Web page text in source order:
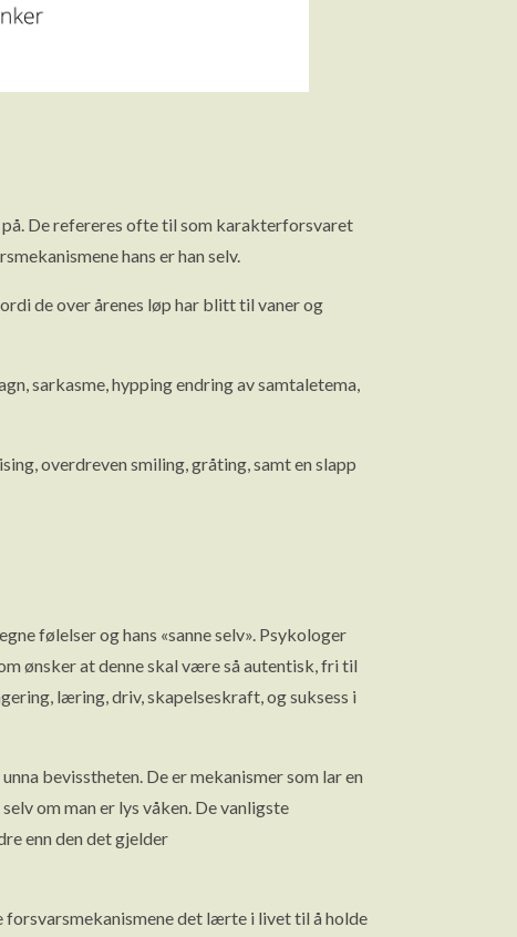
De refereres ofte til som karakterforsvaret
hans er han selv.
de over årenes løp har blitt til vaner og
sarkasme, hypping endring av samtaletema,
overdreven smiling, gråting, samt en slapp
følelser og hans «sanne selv». Psykologer
ønsker at denne skal være så autentisk, fri til
læring, driv, skapelseskraft, og suksess i
bevisstheten. De er mekanismer som lar en
om man er lys våken. De vanligste
enn den det gjelder
forsvarsmekanismene det lærte i livet til å holde